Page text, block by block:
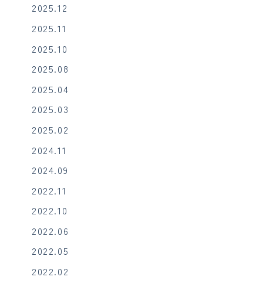
2025.12
2025.11
2025.10
2025.08
2025.04
2025.03
2025.02
2024.11
2024.09
2022.11
2022.10
2022.06
2022.05
2022.02